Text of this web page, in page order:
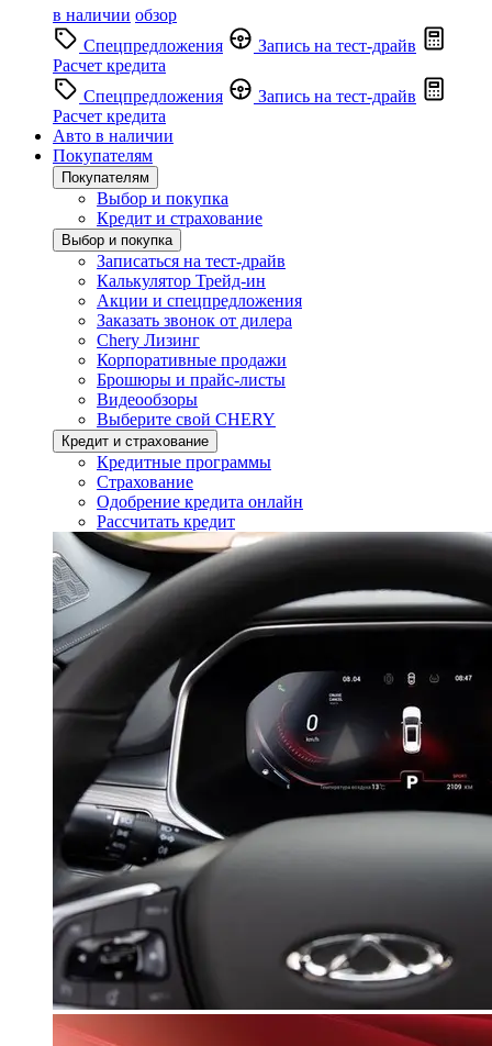
в наличии обзор
Спецпредложения
Запись на тест-драйв
Расчет кредита
Спецпредложения
Запись на тест-драйв
Расчет кредита
Авто в наличии
Покупателям
Покупателям
Выбор и покупка
Кредит и страхование
Выбор и покупка
Записаться на тест-драйв
Калькулятор Трейд-ин
Акции и спецпредложения
Заказать звонок от дилера
Chery Лизинг
Корпоративные продажи
Брошюры и прайс-листы
Видеообзоры
Выберите свой CHERY
Кредит и страхование
Кредитные программы
Страхование
Одобрение кредита онлайн
Рассчитать кредит